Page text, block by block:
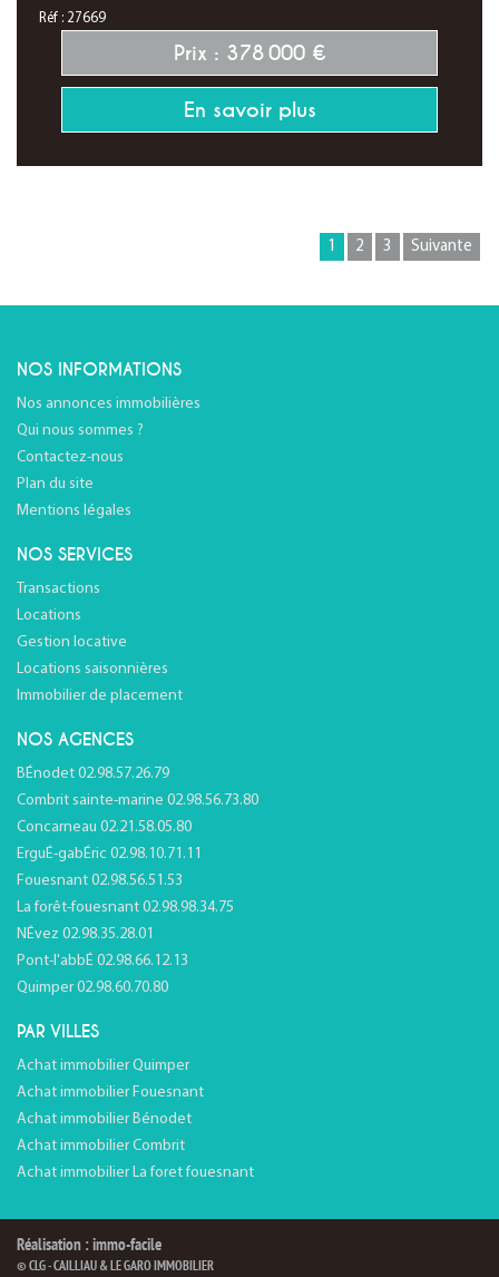
Réf : 27669
Prix : 378 000 €
En savoir plus
1 2 3 Suivante
NOS INFORMATIONS
Nos annonces immobilières
Qui nous sommes ?
Contactez-nous
Plan du site
Mentions légales
NOS SERVICES
Transactions
Locations
Gestion locative
Locations saisonnières
Immobilier de placement
NOS AGENCES
BÉnodet 02.98.57.26.79
Combrit sainte-marine 02.98.56.73.80
Concarneau 02.21.58.05.80
ErguÉ-gabÉric 02.98.10.71.11
Fouesnant 02.98.56.51.53
La forêt-fouesnant 02.98.98.34.75
NÉvez 02.98.35.28.01
Pont-l'abbÉ 02.98.66.12.13
Quimper 02.98.60.70.80
PAR VILLES
Achat immobilier Quimper
Achat immobilier Fouesnant
Achat immobilier Bénodet
Achat immobilier Combrit
Achat immobilier La foret fouesnant
Réalisation : immo-facile
© CLG - CAILLIAU & LE GARO IMMOBILIER